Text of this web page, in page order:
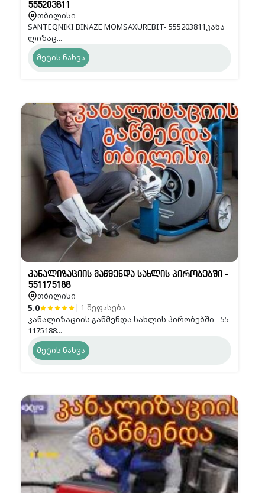
555203811
თბილისი
SANTEQNIKI BINAZE MOMSAXUREBIT- 555203811კანა
ლიზაც...
მეტის ნახვა
კანალიზაციის გაწმენდა სახლის პირობებში -
551175188
თბილისი
5.0 | 1 შეფასება
კანალიზაციის გაწმენდა სახლის პირობებში - 55
1175188...
მეტის ნახვა